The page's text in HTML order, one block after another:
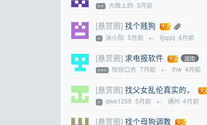
⭐⭐ 大晚上的 3月前
[悬赏圈] 找个贱狗
⭐ 涂小阳 5月前 ← ljjqqq 4月前
[悬赏圈] 求电报软件 湖南
⭐⭐⭐ 恒信口吉 7月前 ← thw 4月前
[悬赏圈] 找父女乱伦真实的，
⭐ qwe1258 5月前 ← 通州 4月前
[悬赏圈] 找个母狗调教